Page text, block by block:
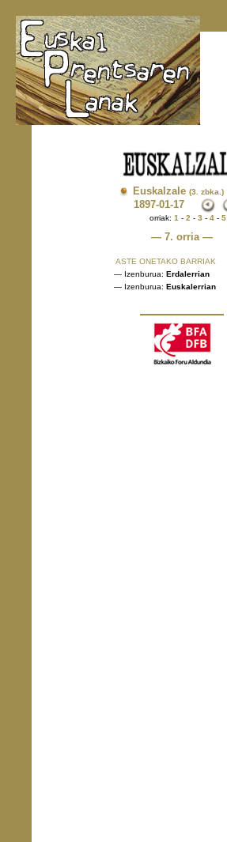
Euskalzale (3. zbka.)
1897-01-17
orriak: 1 - 2 - 3 - 4 - 5
— 7. orria —
ASTE ONETAKO BARRIAK
— Izenburua: Erdalerrian
— Izenburua: Euskalerrian